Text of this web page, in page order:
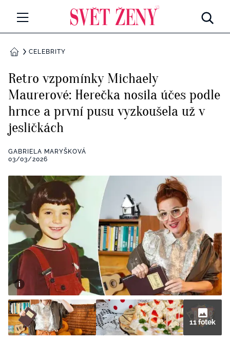
Všechny kategorie
Rozhovory
RETROHUBKY
PSYCHOLOGIE
Seberozvoj
ZDRAVÍ
Životní styl
ZÁBAVA
Všechny kategorie
Testy a kvízy
BYDLENÍ
Všechny kategorie
Tvoření
Rady a tipy
BurdaMedia
Extra
SVĚT ŽENY - 599 KČ
ROČNÍ PŘEDPLATNÉ SVĚT ŽENY +
SADA PRODUKTŮ MANA (10 ks)
DOMŮCELEBRITY
Retro vzpomínky Michaely
Maurerové: Herečka nosila účes podle
hrnce a první pusu vyzkoušela už v
jesličkách
GABRIELA MARYŠKOVÁ
03/03/2026
11 fotek